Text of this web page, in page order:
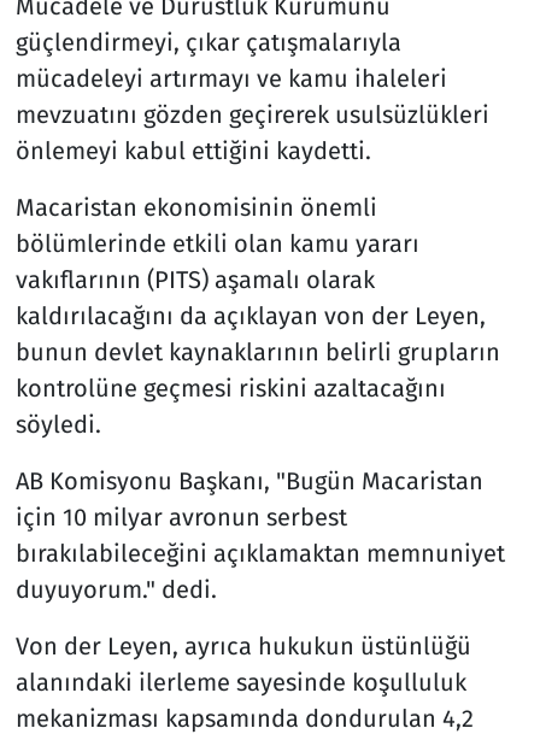
güçlendirmeyi, çıkar çatışmalarıyla
mücadeleyi artırmayı ve kamu ihaleleri
mevzuatını gözden geçirerek usulsüzlükleri
önlemeyi kabul ettiğini kaydetti.
Macaristan ekonomisinin önemli
bölümlerinde etkili olan kamu yararı
vakıflarının (PITS) aşamalı olarak
kaldırılacağını da açıklayan von der Leyen,
bunun devlet kaynaklarının belirli grupların
kontrolüne geçmesi riskini azaltacağını
söyledi.
AB Komisyonu Başkanı, "Bugün Macaristan
için 10 milyar avronun serbest
bırakılabileceğini açıklamaktan memnuniyet
duyuyorum." dedi.
Von der Leyen, ayrıca hukukun üstünlüğü
alanındaki ilerleme sayesinde koşulluluk
mekanizması kapsamında dondurulan 4,2